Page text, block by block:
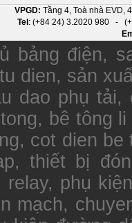
VPGD: Tầng 4, Toà nhà EVD,
Tel : (+84 24) 3.2020 980 -
bảng điện,
dien, sản
dao phụ
bê tông
cot dien
thiết bị
phụ
mạch,